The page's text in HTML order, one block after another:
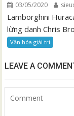
03/05/2020
Lamborghini
lừng danh Chris
Văn hóa giải trí
LEAVE A